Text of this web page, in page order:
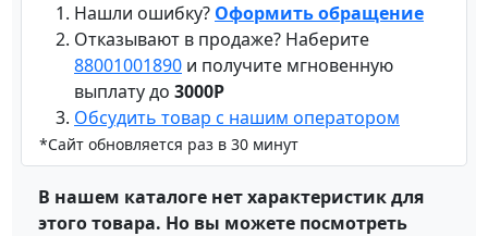
Нашли ошибку? Оформить обращение
Отказывают в продаже? Наберите
88001001890 и получите мгновенную
выплату до 3000Р
Обсудить товар с нашим оператором
*Сайт обновляется раз в 30 минут
В нашем каталоге нет характеристик для
этого товара. Но вы можете посмотреть